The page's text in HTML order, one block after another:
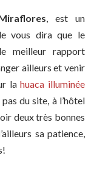
, est un
vous dira que le
meilleur rapport
ailleurs et venir
lahuaca illuminée
du site, à l’hôtel
deux très bonnes
sa patience,